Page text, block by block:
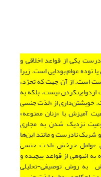
یکی از قواعد اخلاقی و
توده عوام بودایی است. زیرا
است. از آن جهت که تجرّد،
نیست، بلکه به
خویشتن‌داری از «لذت جنسی
آمیزش با «زنان ممنوعه»
نزدیک شدن به مجاری
نادرست و مانند این‌ها
عوامل چرخش «لذت جنسی
انبوهی از قواعد پیچیده و
به روش توصیفی-تحلیلی